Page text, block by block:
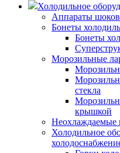
Холодильное
Аппараты
Бонеты
Бонеты
Морозильные
стекла
крышкой
Неохлаждаемые
Холодильное